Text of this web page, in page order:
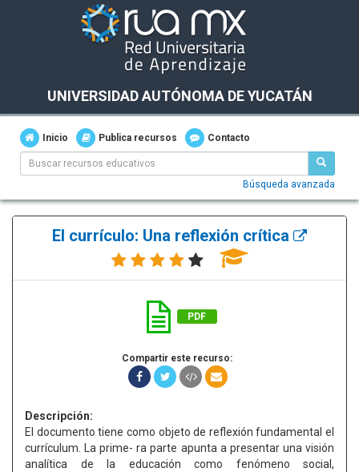
UNIVERSIDAD AUTÓNOMA DE YUCATÁN
Inicio Publica recursos Contacto
Búsqueda avanzada
El currículo: Una reflexión crítica
PDF
Compartir este recurso:
Descripción:
El documento tiene como objeto de reflexión fundamental el
currículum. La prime- ra parte apunta a presentar una visión
analítica de la educación como fenómeno social,